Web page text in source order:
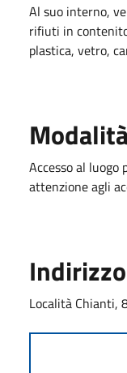
Al suo interno,
rifiuti in
plastica, vetro,
Accesso al luogo
attenzione agli
Indirizzo
Località Chianti,